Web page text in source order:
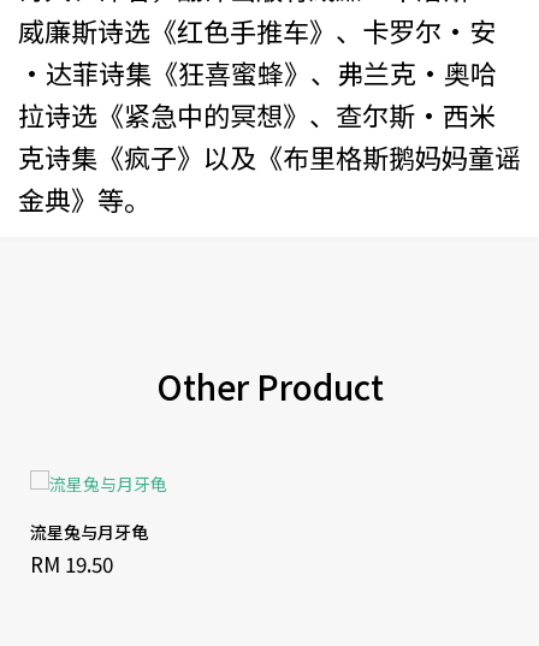
威廉斯诗选《红色手推车》、卡罗尔·安
·达菲诗集《狂喜蜜蜂》、弗兰克·奥哈
拉诗选《紧急中的冥想》、查尔斯·西米
克诗集《疯子》以及《布里格斯鹅妈妈童谣
金典》等。
Other Product
流星兔与月牙龟
RM 19.50